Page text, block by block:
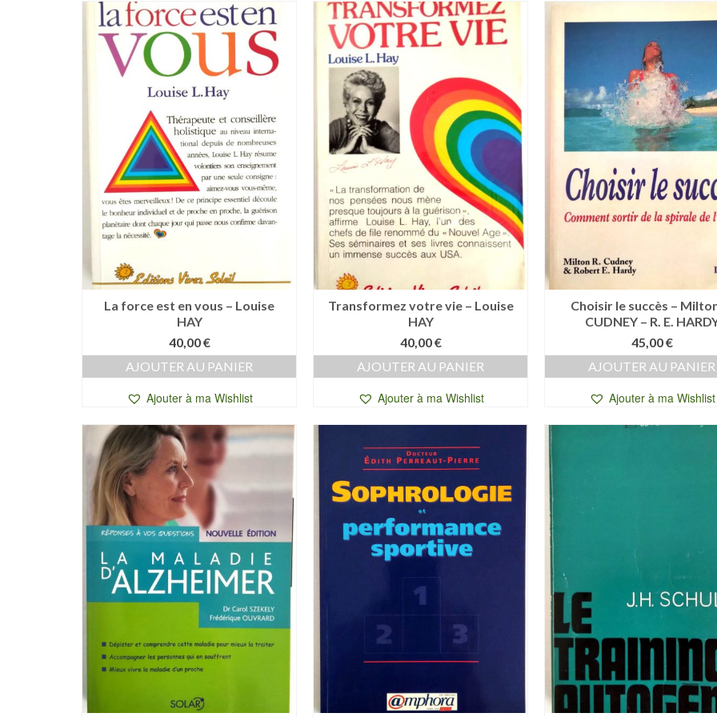
La force est en vous – Louise
HAY
40,00€
AJOUTER AU PANIER
Ajouter à ma Wishlist
Transformez votre vie – Louise
HAY
40,00€
AJOUTER AU PANIER
Ajouter à ma Wishlist
Choisir le succès –
CUDNEY – R. E.
45,00€
AJOUTER AU PANIER
Ajouter à ma Wishlist